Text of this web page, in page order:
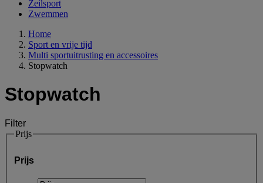
Zeilsport
Zwemmen
Home
Sport en vrije tijd
Multi sportuitrusting en accessoires
Stopwatch
Stopwatch
Filter
Prijs
Prijs